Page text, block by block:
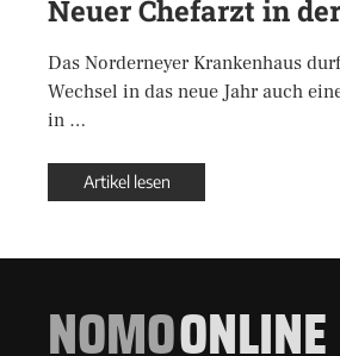
Neuer Chefarzt in
Das Norderneyer Krankenhaus
Wechsel in das neue Jahr auch
in …
Artikel lesen
NOMOONLINE